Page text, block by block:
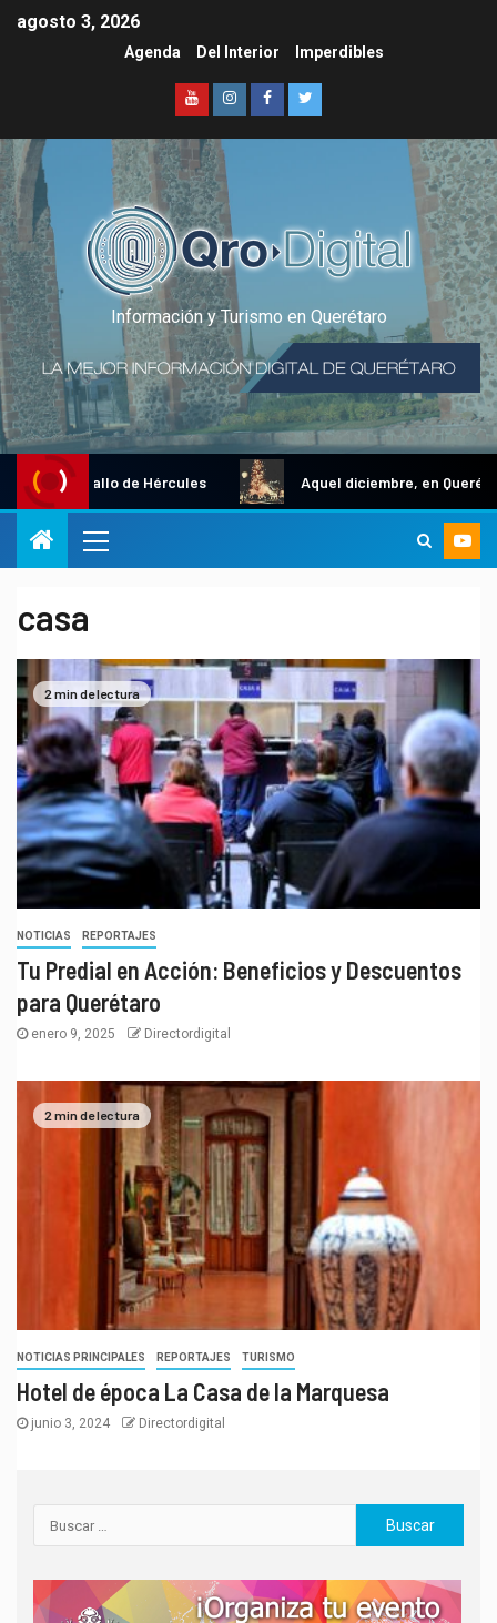
agosto 3, 2026
Agenda Del Interior Imperdibles
Información y Turismo en Querétaro
Gallo de Hércules Aquel diciembre, en Querétaro
casa
2 min de lectura
NOTICIAS REPORTAJES
Tu Predial en Acción: Beneficios y Descuentos
para Querétaro
enero 9, 2025 Directordigital
2 min de lectura
NOTICIAS PRINCIPALES REPORTAJES TURISMO
Hotel de época La Casa de la Marquesa
junio 3, 2024 Directordigital